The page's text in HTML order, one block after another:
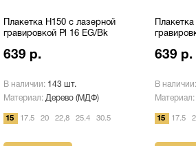
Плакетка H150 с лазерной
гравировкой Pl 16 EG/Bk
639 р.
В наличии: 143 шт.
Материал: Дерево (МДФ)
15 17.5 20 22,8 25.4 30.5
639 р.
В наличии:
Материал:
15 17.5